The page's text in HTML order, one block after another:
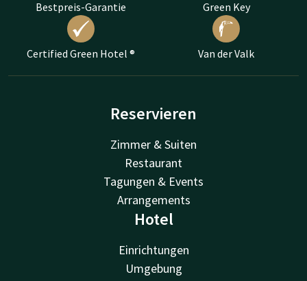
Bestpreis-Garantie Green Key
Certified Green Hotel ® Van der Valk
Reservieren
Zimmer & Suiten
Restaurant
Tagungen & Events
Arrangements
Hotel
Einrichtungen
Umgebung